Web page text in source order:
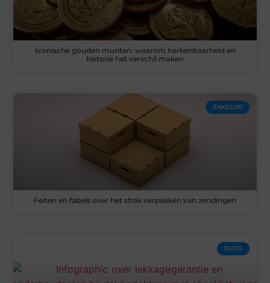
Iconische gouden munten: waarom herkenbaarheid en
historie het verschil maken
ZAKELIJK
Feiten en fabels over het strak verpakken van zendingen
BLOG